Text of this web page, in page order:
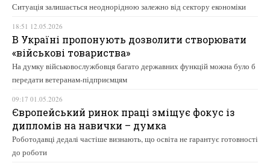
Ситуація залишається неоднорідною залежно від сектору економіки
18:51 12.05.2026
В Україні пропонують дозволити створювати
«військові товариства»
На думку військовослужбовця багато державних функцій можна було б
передати ветеранам-підприємцям
09:17 01.05.2026
Європейський ринок праці зміщує фокус із
дипломів на навички – думка
Роботодавці дедалі частіше визнають, що освіта не гарантує готовності
до роботи